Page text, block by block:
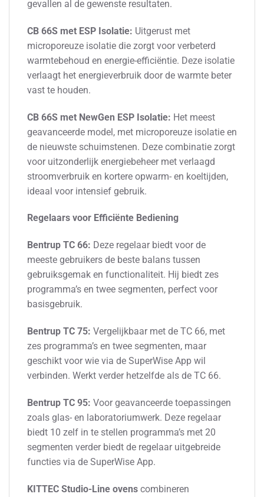
gevallen al de gewenste resultaten.
CB 66S met ESP Isolatie: Uitgerust met
microporeuze isolatie die zorgt voor verbeterd
warmtebehoud en energie-efficiëntie. Deze isolatie
verlaagt het energieverbruik door de warmte beter
vast te houden.
CB 66S met NewGen ESP Isolatie: Het meest
geavanceerde model, met microporeuze isolatie en
de nieuwste schuimstenen. Deze combinatie zorgt
voor uitzonderlijk energiebeheer met verlaagd
stroomverbruik en kortere opwarm- en koeltijden,
ideaal voor intensief gebruik.
Regelaars voor Efficiënte Bediening
Bentrup TC 66: Deze regelaar biedt voor de
meeste gebruikers de beste balans tussen
gebruiksgemak en functionaliteit. Hij biedt zes
programma’s en twee segmenten, perfect voor
basisgebruik.
Bentrup TC 75: Vergelijkbaar met de TC 66, met
zes programma’s en twee segmenten, maar
geschikt voor wie via de SuperWise App wil
verbinden. Werkt verder hetzelfde als de TC 66.
Bentrup TC 95: Voor geavanceerde toepassingen
zoals glas- en laboratoriumwerk. Deze regelaar
biedt 10 zelf in te stellen programma’s met 20
segmenten verder biedt de regelaar uitgebreide
functies via de SuperWise App.
KITTEC Studio-Line ovens combineren